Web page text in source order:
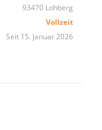
93470 Lohberg
Vollzeit
Seit 15. Januar 2026